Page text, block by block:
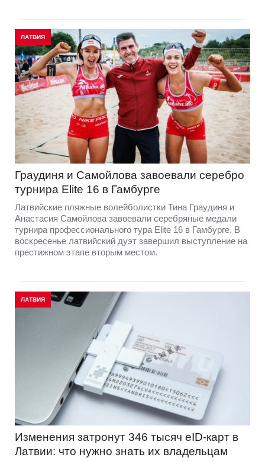
ЛАТВИЯ
Граудиня и Самойлова завоевали серебро
турнира Elite 16 в Гамбурге
Латвийские пляжные волейболистки Тина Граудиня и
Анастасия Самойлова завоевали серебряные медали
турнира профессионального тура Elite 16 в Гамбурге. В
воскресенье латвийский дуэт завершил выступление на
престижном этапе вторым местом.
ЛАТВИЯ
Изменения затронут 346 тысяч eID-карт в
Латвии: что нужно знать их владельцам